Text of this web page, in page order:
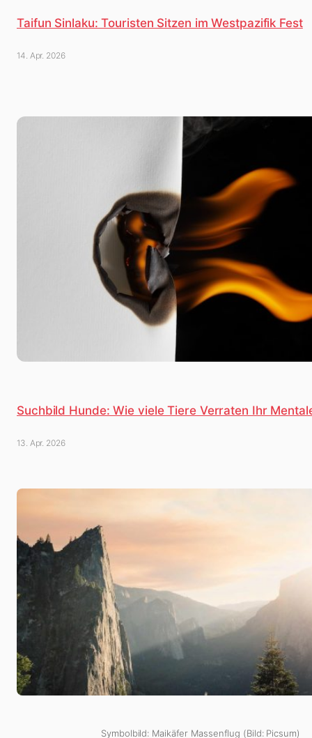
Taifun Sinlaku: Touristen Sitzen im Westpazifik Fest
14. Apr. 2026
Suchbild Hunde: Wie viele Tiere Verraten Ihr
13. Apr. 2026
Symbolbild: Maikäfer Massenflug (Bild: Picsum)